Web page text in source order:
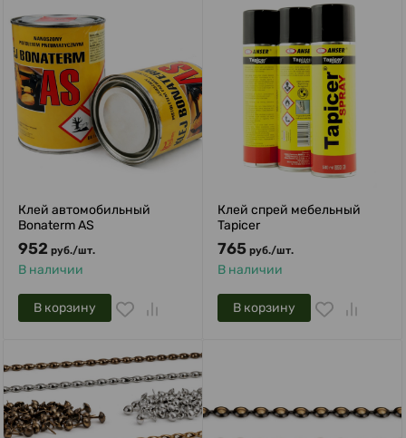
Клей автомобильный
Bonaterm AS
952 руб./шт.
В наличии
В корзину
Клей спрей мебельный
Tapicer
765 руб./шт.
В наличии
В корзину